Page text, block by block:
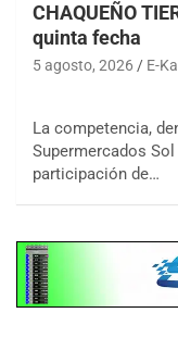
CHAQUEÑO
quinta fecha
5 agosto, 2026 E-
La competencia,
Supermercados
participación de…